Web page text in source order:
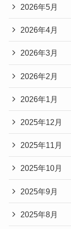
2026年5月
2026年4月
2026年3月
2026年2月
2026年1月
2025年12月
2025年11月
2025年10月
2025年9月
2025年8月